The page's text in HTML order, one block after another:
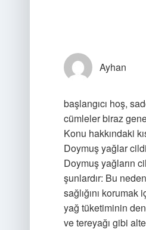
Ayhan
başlangıcı hoş,
cümleler biraz
Konu hakkındaki
Doymuş yağlar
Doymuş yağların
şunlardır: Bu
sağlığını korumak
yağ tüketiminin
ve tereyağı gibi